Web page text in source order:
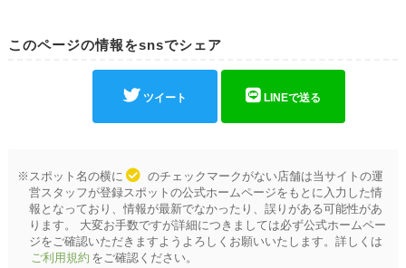
このページの情報をsnsでシェア
ツイート LINEで送る
※スポット名の横に
のチェックマークがない店舗は当サイトの運
営スタッフが登録スポットの公式ホームページをもとに入力した情
報となっており、情報が最新でなかったり、誤りがある可能性があ
ります。 大変お手数ですが詳細につきましては必ず公式ホームペー
ジをご確認いただきますようよろしくお願いいたします。詳しくは
ご利用規約 をご確認ください。